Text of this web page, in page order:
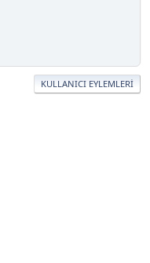
KULLANICI EYLEMLERI